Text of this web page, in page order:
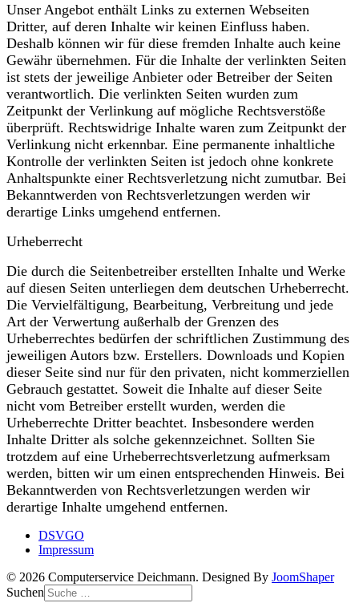
Unser Angebot enthält Links zu externen Webseiten
Dritter, auf deren Inhalte wir keinen Einfluss haben.
Deshalb können wir für diese fremden Inhalte auch keine
Gewähr übernehmen. Für die Inhalte der verlinkten Seiten
ist stets der jeweilige Anbieter oder Betreiber der Seiten
verantwortlich. Die verlinkten Seiten wurden zum
Zeitpunkt der Verlinkung auf mögliche Rechtsverstöße
überprüft. Rechtswidrige Inhalte waren zum Zeitpunkt der
Verlinkung nicht erkennbar. Eine permanente inhaltliche
Kontrolle der verlinkten Seiten ist jedoch ohne konkrete
Anhaltspunkte einer Rechtsverletzung nicht zumutbar. Bei
Bekanntwerden von Rechtsverletzungen werden wir
derartige Links umgehend entfernen.
Urheberrecht
Die durch die Seitenbetreiber erstellten Inhalte und Werke
auf diesen Seiten unterliegen dem deutschen Urheberrecht.
Die Vervielfältigung, Bearbeitung, Verbreitung und jede
Art der Verwertung außerhalb der Grenzen des
Urheberrechtes bedürfen der schriftlichen Zustimmung des
jeweiligen Autors bzw. Erstellers. Downloads und Kopien
dieser Seite sind nur für den privaten, nicht kommerziellen
Gebrauch gestattet. Soweit die Inhalte auf dieser Seite
nicht vom Betreiber erstellt wurden, werden die
Urheberrechte Dritter beachtet. Insbesondere werden
Inhalte Dritter als solche gekennzeichnet. Sollten Sie
trotzdem auf eine Urheberrechtsverletzung aufmerksam
werden, bitten wir um einen entsprechenden Hinweis. Bei
Bekanntwerden von Rechtsverletzungen werden wir
derartige Inhalte umgehend entfernen.
DSVGO
Impressum
© 2026 Computerservice Deichmann. Designed By JoomShaper
Suchen